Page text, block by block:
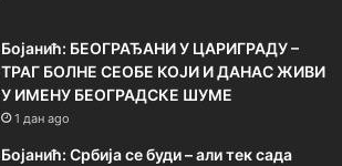
Бојанић: БЕОГРАЂАНИ У ЦАРИГРАДУ –
ТРАГ БОЛНЕ СЕОБЕ КОЈИ И ДАНАС ЖИВИ
У ИМЕНУ БЕОГРАДСКЕ ШУМЕ
1 дан ago
Бојанић: Србија се буди – али тек сада